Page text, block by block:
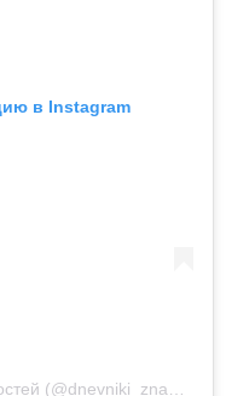
в Instagram